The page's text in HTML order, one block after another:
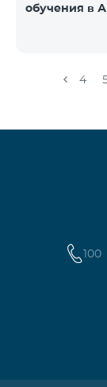
обучения в
4
100